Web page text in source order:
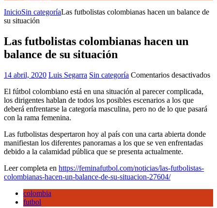
InicioSin categoríaLas futbolistas colombianas hacen un balance de
su situación
Las futbolistas colombianas hacen un
balance de su situación
14 abril, 2020 Luis Segarra Sin categoría Comentarios desactivadosen
El fútbol colombiano está en una situación al parecer complicada,
los dirigentes hablan de todos los posibles escenarios a los que
deberá enfrentarse la categoría masculina, pero no de lo que pasará
con la rama femenina.
Las futbolistas despertaron hoy al país con una carta abierta donde
manifiestan los diferentes panoramas a los que se ven enfrentadas
debido a la calamidad pública que se presenta actualmente.
Leer completa en https://feminafutbol.com/noticias/las-futbolistas-
colombianas-hacen-un-balance-de-su-situacion-27604/
colombia
futbol